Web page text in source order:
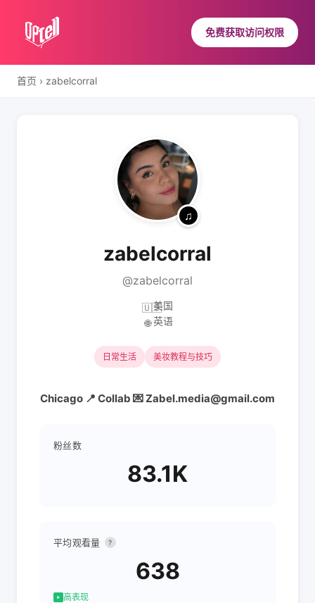
免费获取访问权限
首页 › zabelcorral
zabelcorral
@zabelcorral
🇺🇸美国
🌐 英语
日常生活 美妆教程与技巧
Chicago 📍 Collab 💌 Zabel.media@gmail.com
粉丝数
83.1K
平均观看量 ?
638
高表现